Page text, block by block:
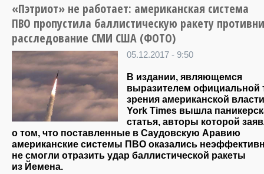
«Пэтриот» не работает: американская система
ПВО пропустила баллистическую ракету
расследование СМИ США (ФОТО)
05.12.2017 - 9:50
В издании, являющемся
выразителем официальной
зрения американской
York Times вышла
статья, авторы которой
о том, что поставленные в Саудовскую Аравию
американские системы ПВО оказались
не смогли отразить удар баллистической ракеты
из Йемена.